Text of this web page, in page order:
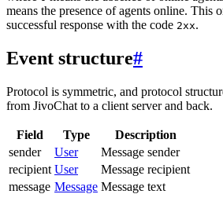
means the presence of agents online. This
successful response with the code 2xx.
Event structure#
Protocol is symmetric, and protocol
from JivoChat to a client server and back.
Field Type
Description
sender
User
Message sender
recipient User
Message recipient
message Message Message text